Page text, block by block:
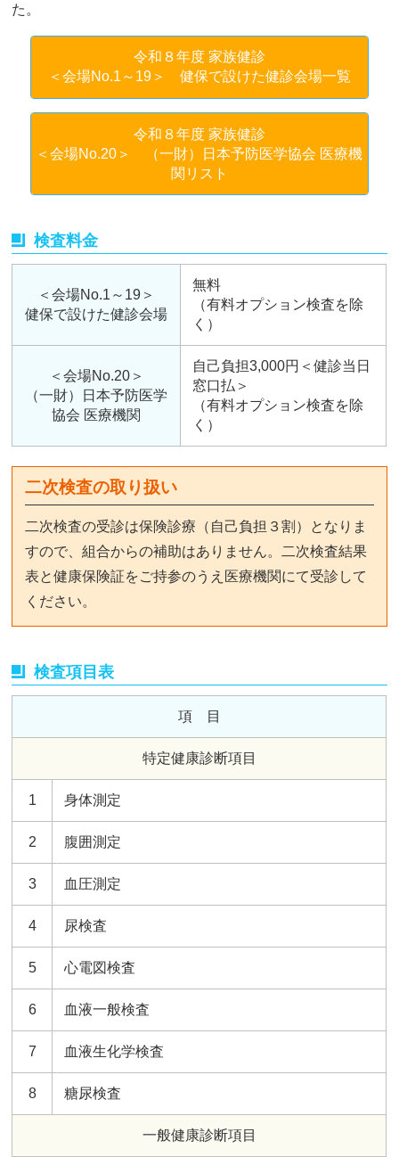
た。
令和８年度 家族健診
＜会場No.1～19＞ 健保で設けた健診会場一覧
令和８年度 家族健診
＜会場No.20＞ （一財）日本予防医学協会 医療機
関リスト
検査料金
＜会場No.1～19＞
健保で設けた健診会場
無料
（有料オプション検査を除
く）
＜会場No.20＞
（一財）日本予防医学
協会 医療機関
自己負担3,000円＜健診当日
窓口払＞
（有料オプション検査を除
く）
二次検査の取り扱い
二次検査の受診は保険診療（自己負担３割）となりま
すので、組合からの補助はありません。二次検査結果
表と健康保険証をご持参のうえ医療機関にて受診して
ください。
検査項目表
項 目
特定健康診断項目
1 身体測定
2 腹囲測定
3 血圧測定
4 尿検査
5 心電図検査
6 血液一般検査
7 血液生化学検査
8 糖尿検査
一般健康診断項目